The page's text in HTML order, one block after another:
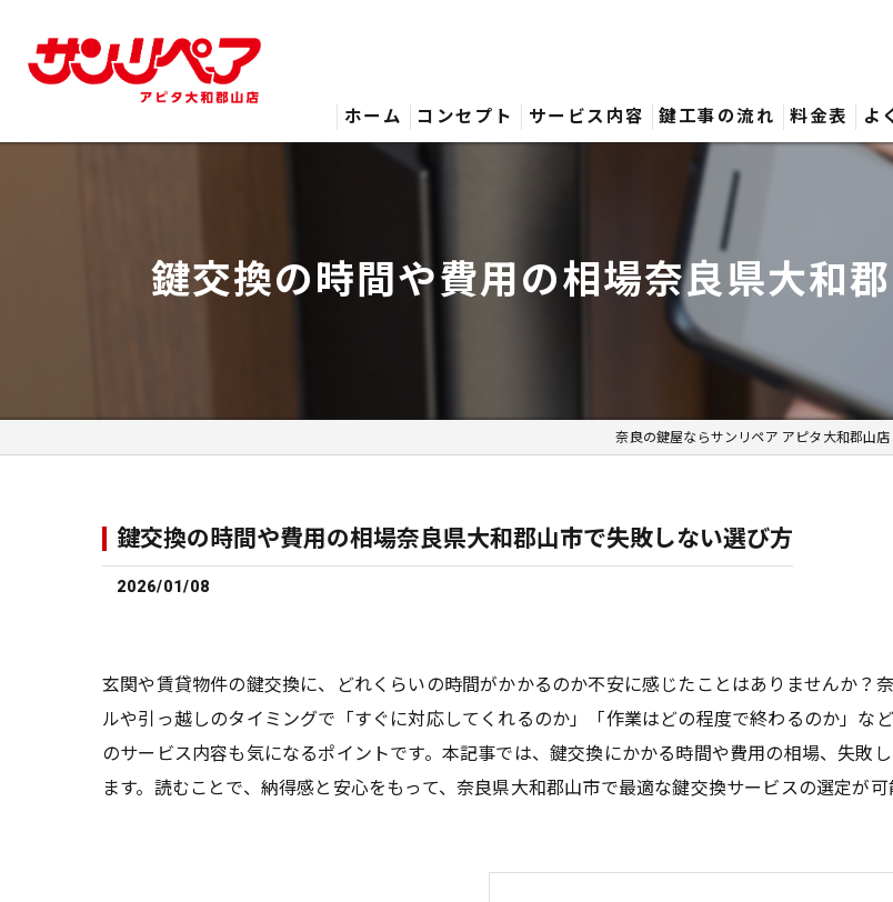
ホーム コンセプト サービス内容 鍵工事の流れ 料金表 よ
鍵交換の時間や費用の相場奈良県大和
奈良の鍵屋ならサンリペア アピタ大和郡山店
鍵交換の時間や費用の相場奈良県大和郡山市で失敗しない選び方
2026/01/08
玄関や賃貸物件の鍵交換に、どれくらいの時間がかかるのか不安に感じたことはありませんか？
ルや引っ越しのタイミングで「すぐに対応してくれるのか」「作業はどの程度で終わるのか」な
のサービス内容も気になるポイントです。本記事では、鍵交換にかかる時間や費用の相場、失敗
ます。読むことで、納得感と安心をもって、奈良県大和郡山市で最適な鍵交換サービスの選定が可